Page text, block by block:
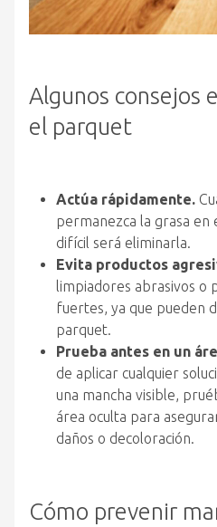
Algunos consejos
el parquet
Actúa rápidamente.
permanezca la grasa en
difícil será eliminarla.
Evita productos
limpiadores abrasivos o
fuertes, ya que pueden
parquet.
Prueba antes en un
de aplicar cualquier
una mancha visible,
área oculta para
daños o decoloración.
Cómo prevenir